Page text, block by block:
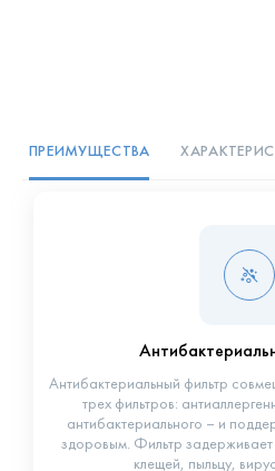
ПРЕИМУЩЕСТВА
Антибактериальный фильтр
трех фильтров:
антибактериального – и
здоровым. Фильтр задерживает
клещей, пыльцу,